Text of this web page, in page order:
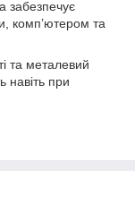
забезпечує
комп’ютером та
та металевий
навіть при